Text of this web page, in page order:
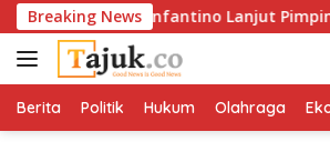
Langsung
ke
konten
Breaking News
Gianni Infantino Lanjut Pimpin FIFA
Berita Politik Hukum Olahraga